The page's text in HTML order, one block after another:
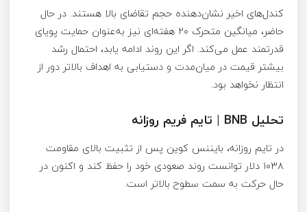
کندل‌های اخیر نشان‌دهنده حجم تقاضای بالا هستند. در حال
حاضر، میانگین متحرک ۲۰ هفته‌ای نیز به‌عنوان حمایت پویای
قدرتمند عمل می‌کند. اگر این روند ادامه یابد، احتمال رشد
بیشتر قیمت در میان‌مدت و دستیابی به اهداف بالاتر دور از
انتظار نخواهد بود.
تحلیل BNB | تایم‌ فریم روزانه
در تایم روزانه، بایننس کوین پس از تثبیت بالای مقاومت
۱۰۳۸ دلار توانست روند صعودی خود را حفظ کند و اکنون در
حال حرکت به سمت سطوح بالاتر است.